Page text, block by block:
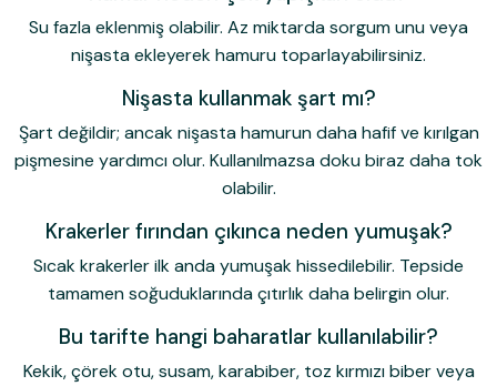
Su fazla eklenmiş olabilir. Az miktarda sorgum unu veya
nişasta ekleyerek hamuru toparlayabilirsiniz.
Nişasta kullanmak şart mı?
Şart değildir; ancak nişasta hamurun daha hafif ve kırılgan
pişmesine yardımcı olur. Kullanılmazsa doku biraz daha tok
olabilir.
Krakerler fırından çıkınca neden yumuşak?
Sıcak krakerler ilk anda yumuşak hissedilebilir. Tepside
tamamen soğuduklarında çıtırlık daha belirgin olur.
Bu tarifte hangi baharatlar kullanılabilir?
Kekik, çörek otu, susam, karabiber, toz kırmızı biber veya